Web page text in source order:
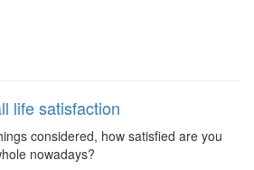
life satisfaction
considered, how satisfied are you
nowadays?